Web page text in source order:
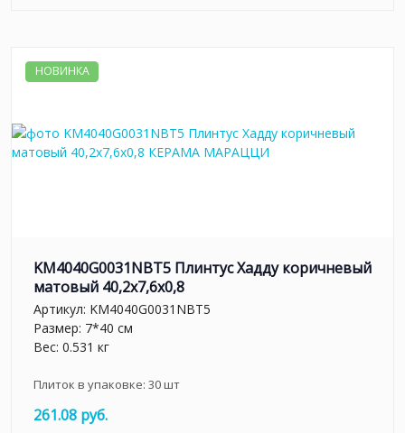
НОВИНКА
KM4040G0031NBT5 Плинтус Хадду коричневый
матовый 40,2x7,6x0,8
Артикул: KM4040G0031NBT5
Размер: 7*40 см
Вес: 0.531 кг
Плиток в упаковке: 30шт
261.08 руб.